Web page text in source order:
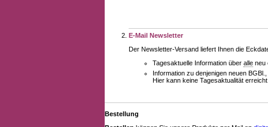
E-Mail Newsletter
Der Newsletter-Versand liefert Ihnen die
Tagesaktuelle Information über alle neu
Information zu denjenigen neuen
Hier kann keine Tagesaktualität
Bestellung